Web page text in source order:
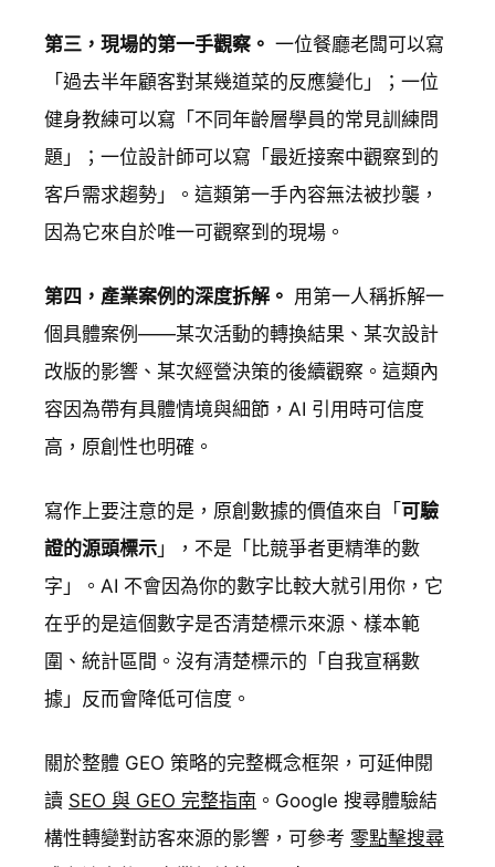
第三，現場的第一手觀察。 一位餐廳老闆可以寫
「過去半年顧客對某幾道菜的反應變化」；一位
健身教練可以寫「不同年齡層學員的常見訓練問
題」；一位設計師可以寫「最近接案中觀察到的
客戶需求趨勢」。這類第一手內容無法被抄襲，
因為它來自於唯一可觀察到的現場。
第四，產業案例的深度拆解。 用第一人稱拆解一
個具體案例——某次活動的轉換結果、某次設計
改版的影響、某次經營決策的後續觀察。這類內
容因為帶有具體情境與細節，AI 引用時可信度
高，原創性也明確。
寫作上要注意的是，原創數據的價值來自「 可驗
證的源頭標示 」，不是「比競爭者更精準的數
字」。AI 不會因為你的數字比較大就引用你，它
在乎的是這個數字是否清楚標示來源、樣本範
圍、統計區間。沒有清楚標示的「自我宣稱數
據」反而會降低可信度。
關於整體 GEO 策略的完整概念框架，可延伸閱
讀 SEO 與 GEO 完整指南 。Google 搜尋體驗結
構性轉變對訪客來源的影響，可參考 零點擊搜尋